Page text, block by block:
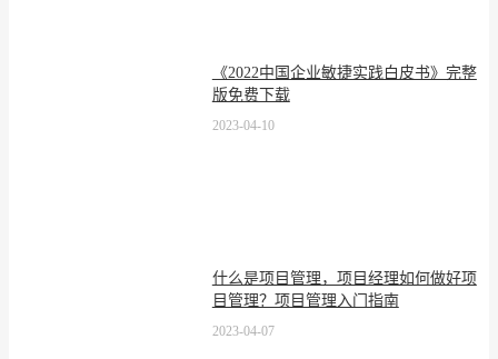
《2022中国企业敏捷实践白皮书》完整
版免费下载
2023-04-10
什么是项目管理，项目经理如何做好项
目管理？项目管理入门指南
2023-04-07